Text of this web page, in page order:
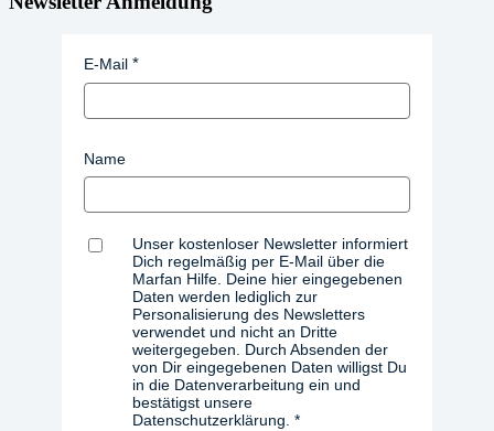
E-Mail
Name
Unser kostenloser Newsletter informiert
Dich regelmäßig per E-Mail über die
Marfan Hilfe. Deine hier eingegebenen
Daten werden lediglich zur
Personalisierung des Newsletters
verwendet und nicht an Dritte
weitergegeben. Durch Absenden der
von Dir eingegebenen Daten willigst Du
in die Datenverarbeitung ein und
bestätigst unsere
Datenschutzerklärung.